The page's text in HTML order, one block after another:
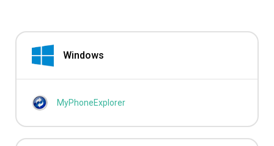
Windows
MyPhoneExplorer